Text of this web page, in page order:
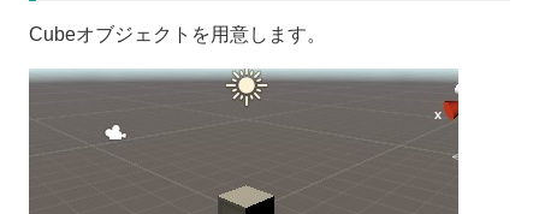
Cubeオブジェクトを用意します。